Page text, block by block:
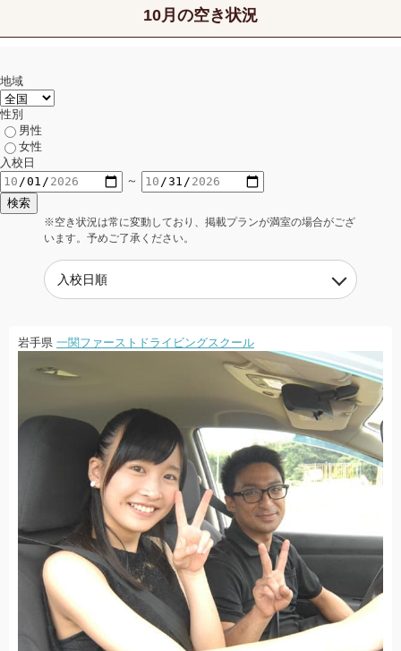
10月の空き状況
地域
性別
男性
女性
入校日
～
※空き状況は常に変動しており、掲載プランが満室の場合がござ
います。予めご了承ください。
岩手県 一関ファーストドライビングスクール